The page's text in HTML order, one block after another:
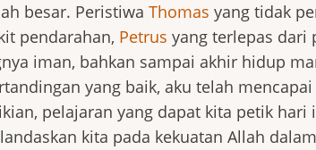
besar. Peristiwa Thomas yang tidak
pendarahan, Petrus yang terlepas dari
iman, bahkan sampai akhir hidup
yang baik, aku telah
pelajaran yang dapat kita petik
kita pada kekuatan Allah